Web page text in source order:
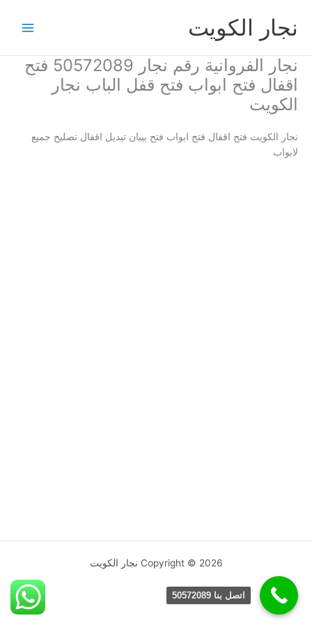
المحتوىنجار الكويت
نجار الفروانية رقم نجار 50572089 فتح
اقفال فتح ابواب فتح قفل الباب نجار
الكويت
نجار الكويت فتح اقفال فتح ابواب فتح بيبان تبديل اقفال تصليح جميع
لابواب
Copyright © 2026 نجار الكويت
اتصل بنا 50572089